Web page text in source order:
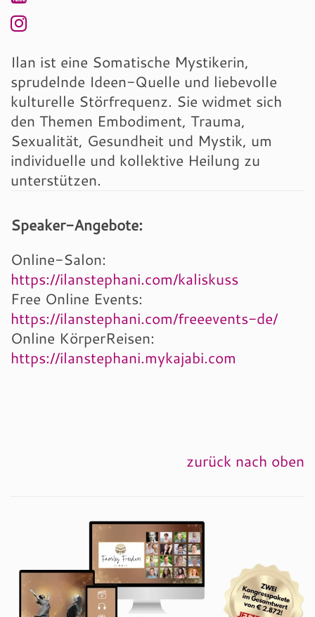
Ilan ist eine Somatische Mystikerin,
sprudelnde Ideen-Quelle und liebevolle
kulturelle Störfrequenz. Sie widmet sich
den Themen Embodiment, Trauma,
Sexualität, Gesundheit und Mystik, um
individuelle und kollektive Heilung zu
unterstützen.
Speaker-Angebote:
Online-Salon:
https://ilanstephani.com/kaliskuss
Free Online Events:
https://ilanstephani.com/freeevents-de/
Online KörperReisen:
https://ilanstephani.mykajabi.com
zurück nach oben